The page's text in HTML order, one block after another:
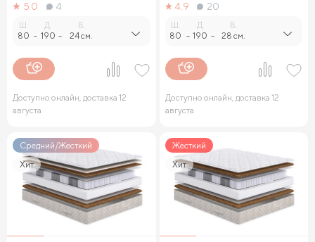
5.0
4
80 -
Д.
190 -
В.
24 см.
Доступно онлайн, доставка 12
августа
4.9
20
80 -
Д.
190 -
В.
28 см.
Доступно онлайн, доставка 12
августа
Средний/Жесткий
Хит
Жесткий
Хит